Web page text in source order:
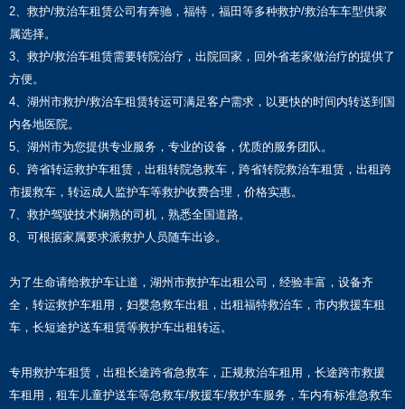
2、救护/救治车租赁公司有奔驰，福特，福田等多种救护/救治车车型供家
属选择。
3、救护/救治车租赁需要转院治疗，出院回家，回外省老家做治疗的提供了
方便。
4、湖州市救护/救治车租赁转运可满足客户需求，以更快的时间内转送到国
内各地医院。
5、湖州市为您提供专业服务，专业的设备，优质的服务团队。
6、跨省转运救护车租赁，出租转院急救车，跨省转院救治车租赁，出租跨
市援救车，转运成人监护车等救护收费合理，价格实惠。
7、救护驾驶技术娴熟的司机，熟悉全国道路。
8、可根据家属要求派救护人员随车出诊。
为了生命请给救护车让道，湖州市救护车出租公司，经验丰富，设备齐
全，转运救护车租用，妇婴急救车出租，出租福特救治车，市内救援车租
车，长短途护送车租赁等救护车出租转运。
专用救护车租赁，出租长途跨省急救车，正规救治车租用，长途跨市救援
车租用，租车儿童护送车等急救车/救援车/救护车服务，车内有标准急救车